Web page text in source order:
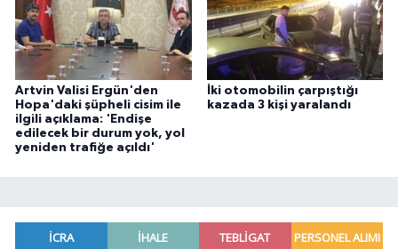
Artvin Valisi Ergün'den
Hopa'daki şüpheli cisim ile
ilgili açıklama: 'Endişe
edilecek bir durum yok, yol
yeniden trafiğe açıldı'
İki otomobilin çarpıştığı
kazada 3 kişi yaralandı